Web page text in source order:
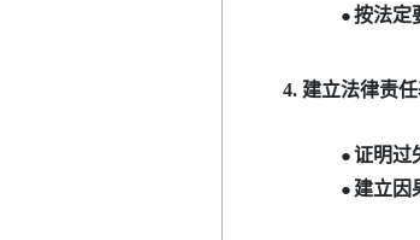
●按法定
4. 建立法律责
●证明过
● 建立因